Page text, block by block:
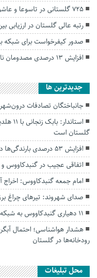
۷۲۵ گلستانی‌ در تاسوعا و عاشورا حسینی خون اهدا کردند
رتبه عالی گلستان در ارزیابی
صدور کیفرخواست برای شبکه
افزایش ۱۳ درصدی مصدومان ناشی از حوادث کار در گلستان
جديدترين ها
جانباختگان تصادفات درون‌شهری گلستان ۱۷
گلستان است
افزایش ۵۳ درصدی بارندگی‌ها در گلستان
اتفاقی عجیب در‌ گنبدکاووس
امام جمعه گنبدکاووس:
صدای شهروند: تیرهای چراغ
۱۱ دهیاری گنبدکاووس به شبکه حفاظت مردمی منابع طبیعی پیوستند
هشدار هواشناسی؛ احتمال
رودخانه‌ها در گلستان
محل تبلیغات